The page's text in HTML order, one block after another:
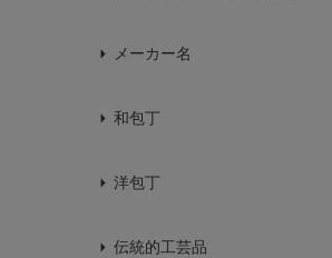
メーカー名
和包丁
洋包丁
伝統的工芸品